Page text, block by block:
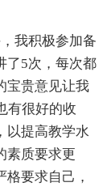
我积极参加备
了5次，每次都
宝贵意见让我
有很好的收
以提高教学水
素质要求更
要求自己，